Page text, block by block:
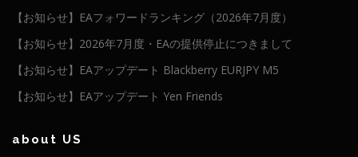
【お知らせ】EAフォワードランキング（2026年7月度）
【お知らせ】2026年7月度・EAの提供停止につきまして
【お知らせ】EAアップデート Blackberry EURJPY M5
【お知らせ】EAアップデート Yen Friends
about US